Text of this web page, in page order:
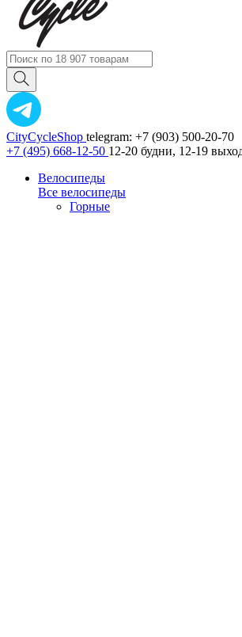
CityCycleShop telegram: +7 (903) 500-20-70
+7 (495) 668-12-50 12-20 будни, 12-19
Велосипеды
Все велосипеды
Горные